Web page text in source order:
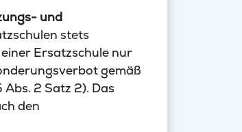
und
stets
Ersatzschule nur
gemäß
2 Satz 2). Das
den